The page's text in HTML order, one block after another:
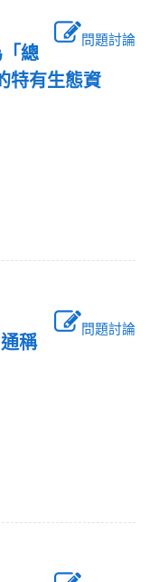
問題討論
總
特有生態資
問題討論
稱